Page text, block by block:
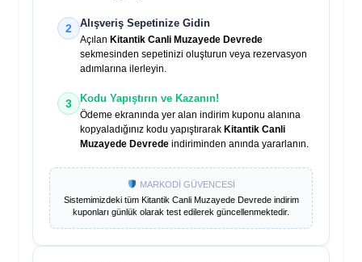
2 Alışveriş Sepetinize Gidin
Açılan Kitantik Canli Muzayede Devrede
sekmesinden sepetinizi oluşturun veya rezervasyon
adımlarına ilerleyin.
3 Kodu Yapıştırın ve Kazanın!
Ödeme ekranında yer alan indirim kuponu alanına
kopyaladığınız kodu yapıştırarak Kitantik Canli
Muzayede Devrede indiriminden anında yararlanın.
MARKODİ GÜVENCESİ
Sistemimizdeki tüm Kitantik Canli Muzayede Devredeindirim
kuponları günlük olarak test edilerek güncellenmektedir.